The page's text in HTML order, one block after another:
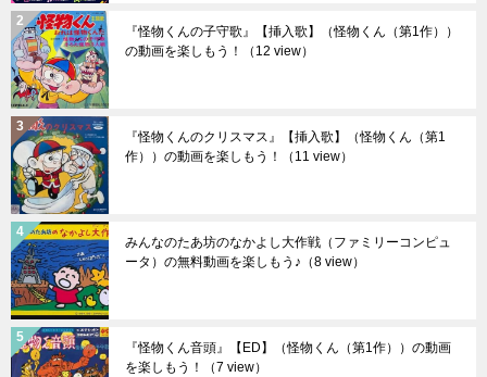
『怪物くんの子守歌』【挿入歌】（怪物くん（第1作））
の動画を楽しもう！
（12 view）
『怪物くんのクリスマス』【挿入歌】（怪物くん（第1
作））の動画を楽しもう！
（11 view）
みんなのたあ坊のなかよし大作戦（ファミリーコンピュ
ータ）の無料動画を楽しもう♪ （8 view）
『怪物くん音頭』【ED】（怪物くん（第1作））の動画
を楽しもう！
（7 view）